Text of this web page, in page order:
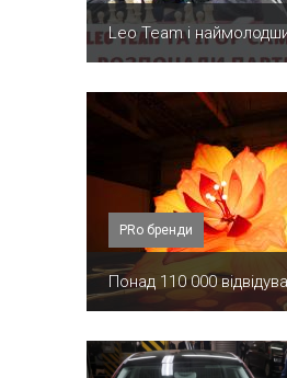
Leo Team і
PRо бренди
Понад 110 000